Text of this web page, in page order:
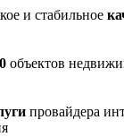
и стабильное
объектов
провайдера